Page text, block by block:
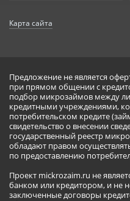
Карта сайта
Предложение не является
при прямом общении с
подбор микрозаймов между
кредитными учреждениями,
потребительском кредите
свидетельство о внесении
государственный реестр
обладают правом
по предоставлению
Проект mickrozaim.ru не
банком или кредитором, и не
заключенные договоры